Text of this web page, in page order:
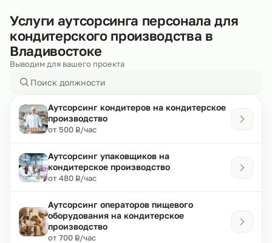
Услуги аутсорсинга персонала для
кондитерского производства в
Владивостоке
Выводим для вашего проекта
Аутсорсинг кондитеров на кондитерское
производство
от 500 ₽
Р/час
Аутсорсинг упаковщиков на
кондитерское производство
от 480 ₽
Р/час
Аутсорсинг операторов пищевого
оборудования на кондитерское
производство
от 700 ₽
Р/час